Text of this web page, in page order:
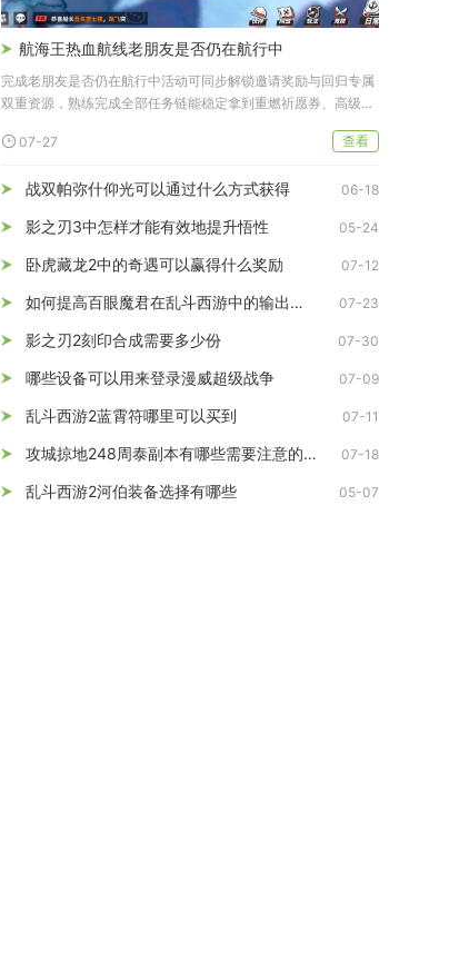
航海王热血航线老朋友是否仍在航行中
完成老朋友是否仍在航行中活动可同步解锁邀请奖励与回归专属
双重资源，熟练完成全部任务链能稳定拿到重燃祈愿券、高级召
07-27
查看
战双帕弥什仰光可以通过什么方式获得 06-18
影之刃3中怎样才能有效地提升悟性 05-24
卧虎藏龙2中的奇遇可以赢得什么奖励 07-12
如何提高百眼魔君在乱斗西游中的输出能力 07-23
影之刃2刻印合成需要多少份 07-30
哪些设备可以用来登录漫威超级战争 07-09
乱斗西游2蓝霄符哪里可以买到 07-11
攻城掠地248周泰副本有哪些需要注意的阵容策略 07-18
乱斗西游2河伯装备选择有哪些 05-07